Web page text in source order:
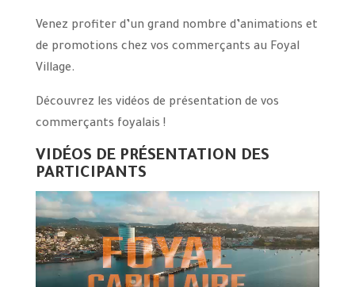
Venez profiter d’un grand nombre d’animations et
de promotions chez vos commerçants au Foyal
Village.
Découvrez les vidéos de présentation de vos
commerçants foyalais !
VIDÉOS DE PRÉSENTATION DES
PARTICIPANTS